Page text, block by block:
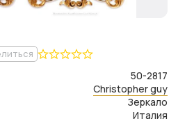
Christopher guy
50-2817
Зеркало
Италия